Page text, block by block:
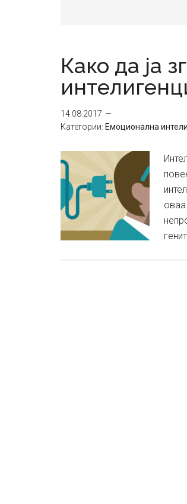
Како да ја
14.08.2017
Категории: Емоционална
оваа